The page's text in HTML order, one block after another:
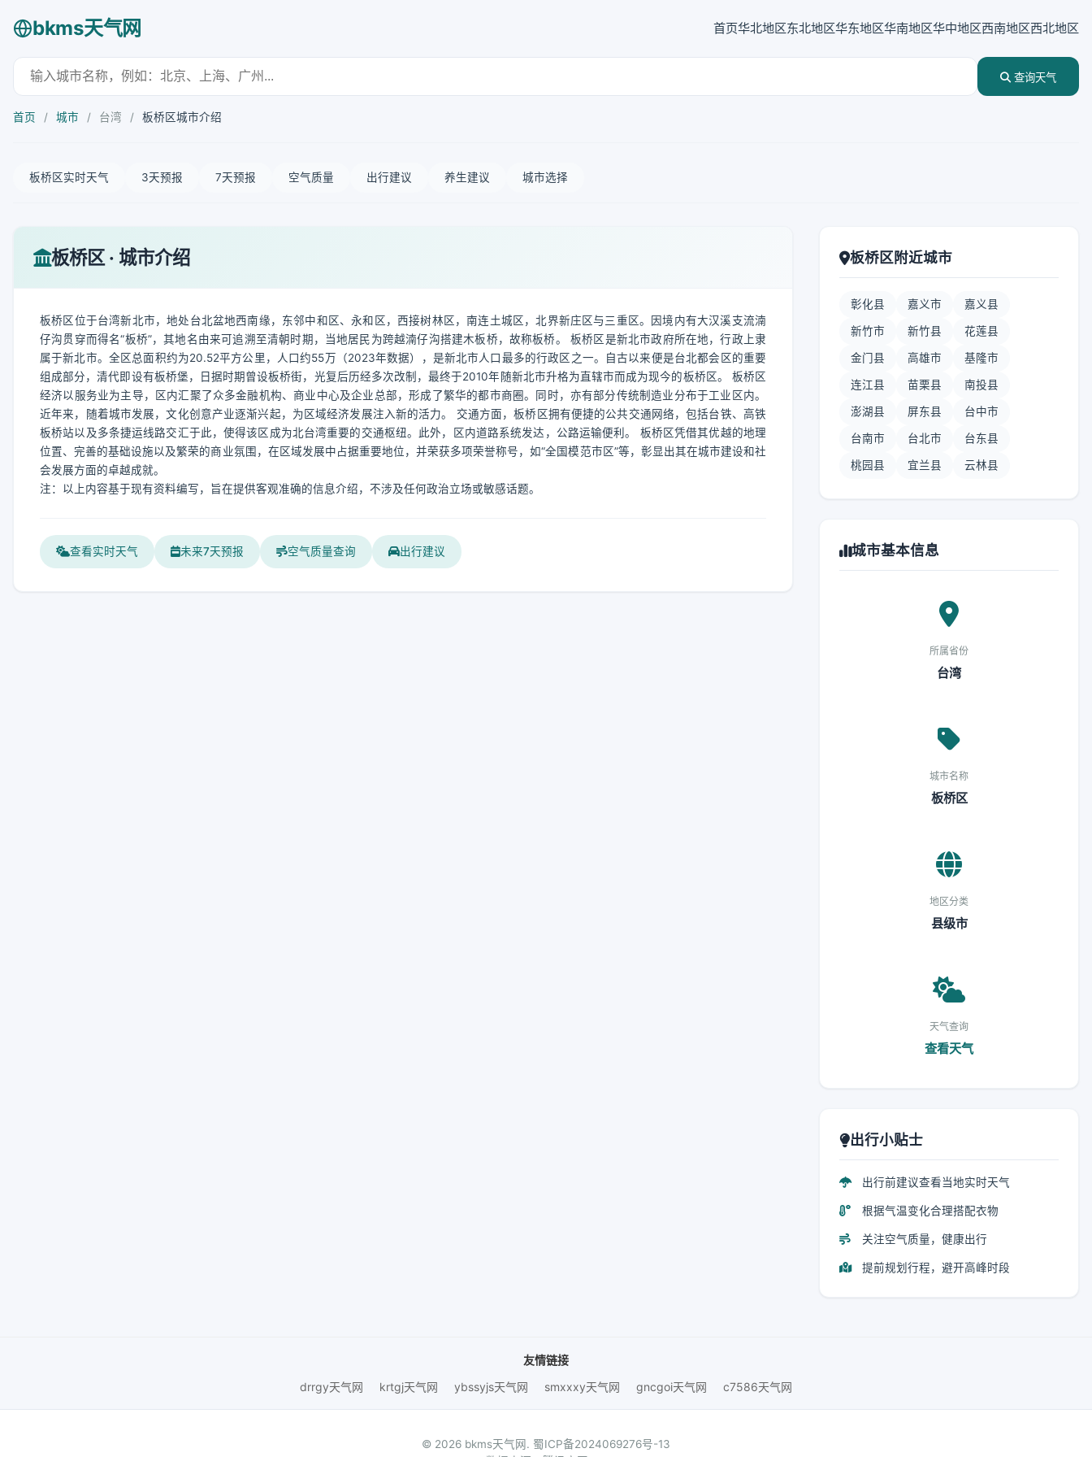
bkms天气网 首页华北地区东北地区华东地区华南地区华中地区西南地区西北地区
查询天气
首页 / 城市 / 台湾 / 板桥区城市介绍
板桥区实时天气 3天预报 7天预报 空气质量 出行建议 养生建议 城市选择
板桥区 · 城市介绍
板桥区位于台湾新北市，地处台北盆地西南缘，东邻中和区、永和区，西接树林区，南连土城区，北界新庄区与三重区。因境内有大汉溪支流湳
仔沟贯穿而得名“板桥”，其地名由来可追溯至清朝时期，当地居民为跨越湳仔沟搭建木板桥，故称板桥。 板桥区是新北市政府所在地，行政上隶
属于新北市。全区总面积约为20.52平方公里，人口约55万（2023年数据），是新北市人口最多的行政区之一。自古以来便是台北都会区的重要
组成部分，清代即设有板桥堡，日据时期曾设板桥街，光复后历经多次改制，最终于2010年随新北市升格为直辖市而成为现今的板桥区。 板桥区
经济以服务业为主导，区内汇聚了众多金融机构、商业中心及企业总部，形成了繁华的都市商圈。同时，亦有部分传统制造业分布于工业区内。
近年来，随着城市发展，文化创意产业逐渐兴起，为区域经济发展注入新的活力。 交通方面，板桥区拥有便捷的公共交通网络，包括台铁、高铁
板桥站以及多条捷运线路交汇于此，使得该区成为北台湾重要的交通枢纽。此外，区内道路系统发达，公路运输便利。 板桥区凭借其优越的地理
位置、完善的基础设施以及繁荣的商业氛围，在区域发展中占据重要地位，并荣获多项荣誉称号，如“全国模范市区”等，彰显出其在城市建设和社
会发展方面的卓越成就。
注：以上内容基于现有资料编写，旨在提供客观准确的信息介绍，不涉及任何政治立场或敏感话题。
查看实时天气 未来7天预报 空气质量查询 出行建议
板桥区附近城市
彰化县 嘉义市 嘉义县
新竹市 新竹县 花莲县
金门县 高雄市 基隆市
连江县 苗栗县 南投县
澎湖县 屏东县 台中市
台南市 台北市 台东县
桃园县 宜兰县 云林县
城市基本信息
所属省份
台湾
城市名称
板桥区
地区分类
县级市
天气查询
查看天气
出行小贴士
出行前建议查看当地实时天气
根据气温变化合理搭配衣物
关注空气质量，健康出行
提前规划行程，避开高峰时段
友情链接
drrgy天气网
krtgj天气网 ybssyjs天气网 smxxxy天气网 gncgoi天气网 c7586天气网
© 2026 bkms天气网. 蜀ICP备2024069276号-13